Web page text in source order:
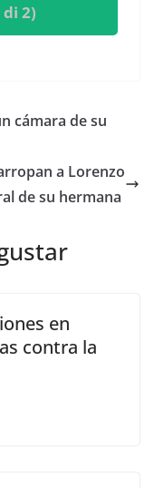
di 2)
cámara de su
a Lorenzo
de su hermana
en
contra la